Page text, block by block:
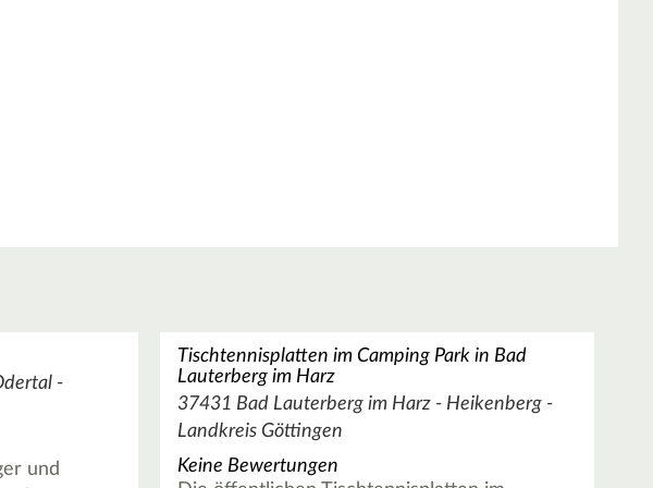
-
und
Tischtennisplatten im Camping Park in Bad
Lauterberg im Harz
37431 Bad Lauterberg im Harz - Heikenberg -
Landkreis Göttingen
Keine Bewertungen